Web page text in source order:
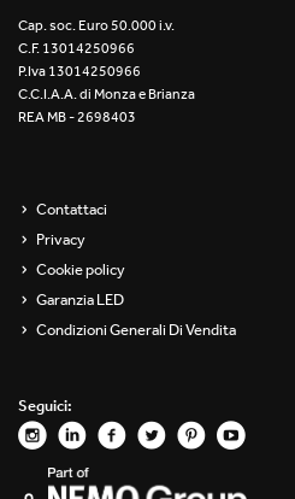
Roll IOS
Unit 1X
Unit Channel
Unit Round
Yori Evo 48V
Yori Evo Box
Cap. soc. Euro 50.000 i.v.
C.F. 13014250966
P.Iva 13014250966
C.C.I.A.A. di Monza e Brianza
REA MB - 2698403
Contattaci
Privacy
Cookie policy
Garanzia LED
Condizioni Generali Di Vendita
Seguici: